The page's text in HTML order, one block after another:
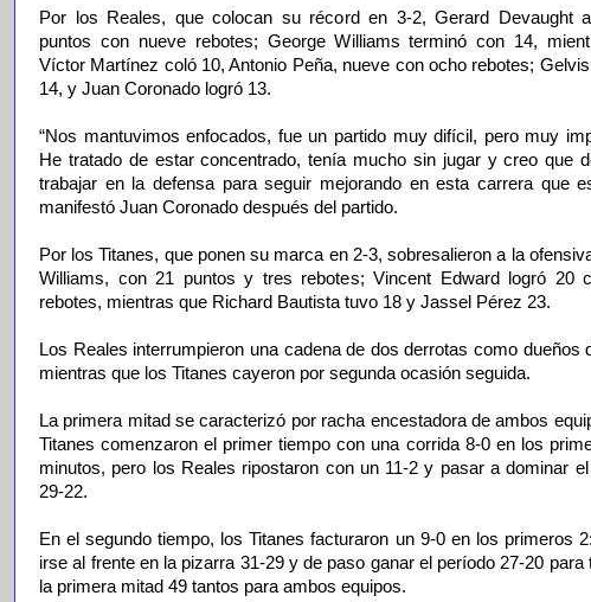
Por los Reales, que colocan su récord en 3-2, Gerard Devaught
puntos con nueve rebotes; George Williams terminó con 14,
Víctor Martínez coló 10, Antonio Peña, nueve con ocho rebotes;
14, y Juan Coronado logró 13.
“Nos mantuvimos enfocados, fue un partido muy difícil, pero muy
He tratado de estar concentrado, tenía mucho sin jugar y creo que
trabajar en la defensa para seguir mejorando en esta carrera que
manifestó Juan Coronado después del partido.
Por los Titanes, que ponen su marca en 2-3, sobresalieron a la
Williams, con 21 puntos y tres rebotes; Vincent Edward logró 20
rebotes, mientras que Richard Bautista tuvo 18 y Jassel Pérez 23.
Los Reales interrumpieron una cadena de dos derrotas como dueños
mientras que los Titanes cayeron por segunda ocasión seguida.
La primera mitad se caracterizó por racha encestadora de ambos
Titanes comenzaron el primer tiempo con una corrida 8-0 en los
minutos, pero los Reales ripostaron con un 11-2 y pasar a dominar
29-22.
En el segundo tiempo, los Titanes facturaron un 9-0 en los primeros
irse al frente en la pizarra 31-29 y de paso ganar el período 27-20 para
la primera mitad 49 tantos para ambos equipos.